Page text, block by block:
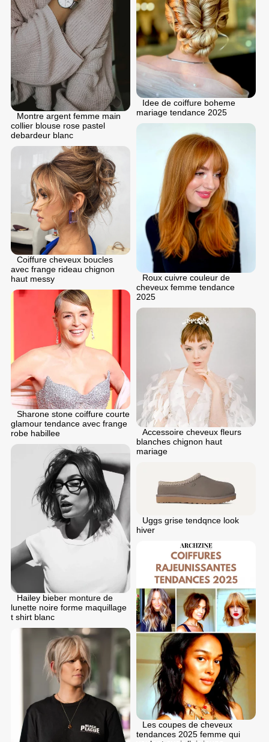
Montre argent femme main
collier blouse rose pastel
debardeur blanc
Idee de coiffure boheme
mariage tendance 2025
Roux cuivre couleur de
cheveux femme tendance
2025
Coiffure cheveux boucles
avec frange rideau chignon
haut messy
Sharone stone coiffure courte
glamour tendance avec frange
robe habillee
Accessoire cheveux fleurs
blanches chignon haut
mariage
Hailey bieber monture de
lunette noire forme maquillage
t shirt blanc
Uggs grise tendqnce look
hiver
Les coupes de cheveux
tendances 2025 femme qui